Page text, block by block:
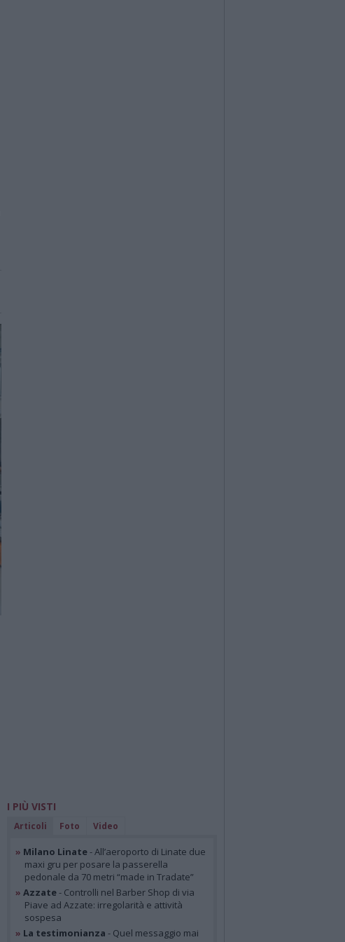
I PIÙ VISTI
Articoli Foto Video
» Milano Linate- All’aeroporto di Linate due
maxi gru per posare la passerella
pedonale da 70 metri “made in Tradate”
» Azzate- Controlli nel Barber Shop di via
Piave ad Azzate: irregolarità e attività
sospesa
» La testimonianza - Quel messaggio mai